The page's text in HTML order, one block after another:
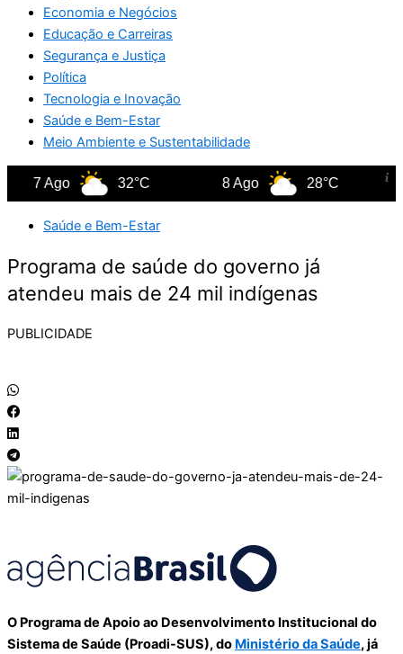
Economia e Negócios
Educação e Carreiras
Segurança e Justiça
Política
Tecnologia e Inovação
Saúde e Bem-Estar
Meio Ambiente e Sustentabilidade
7 Ago 32°C 8 Ago 28°C
Saúde e Bem-Estar
Programa de saúde do governo já
atendeu mais de 24 mil indígenas
PUBLICIDADE
O Programa de Apoio ao Desenvolvimento Institucional do
Sistema de Saúde (Proadi-SUS), do Ministério da Saúde, já